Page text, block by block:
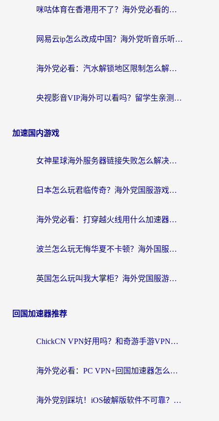
咪咕体育在香港用不了？海外党必看的回国加速器选择指南（附3个真实场景解决方案）
网易云ip怎么改成中国？海外党听音乐听书的无痛解决方案
海外党必看：汽水解锁地区限制怎么解除？3招解决国内影音&生活服务难题
央视影音VIP海外可以看吗？留学生亲测有效的回国加速器选择指南
加速国内游戏
女神星球海外服务器链接失败怎么解决？海外党国服游戏加速避坑指南
日本怎么玩君临传奇？海外党国服游戏加速避坑指南（附菲律宾欧洲玩家实测）
海外党必看：打穿越火线用什么加速器？解决延迟卡顿，还能玩奇妙拼图世界和第五人格
波兰怎么玩无悔华夏不卡顿？海外国服游戏加速器终极指南（附征途2萤火突击解决方案）
英国怎么玩叫我大掌柜？海外党国服游戏加速避坑指南（附实测推荐）
回国加速器推荐
ChickCN VPN好用吗？和奇游手游VPN对比哪个回国效果更好？海外党亲测实用指南
海外党必看：PC VPN+回国加速器怎么选？无缝访问国内资源全攻略
海外党别踩坑！iOS破解版软件不可靠？教你选对回国加速器无缝看国内资源